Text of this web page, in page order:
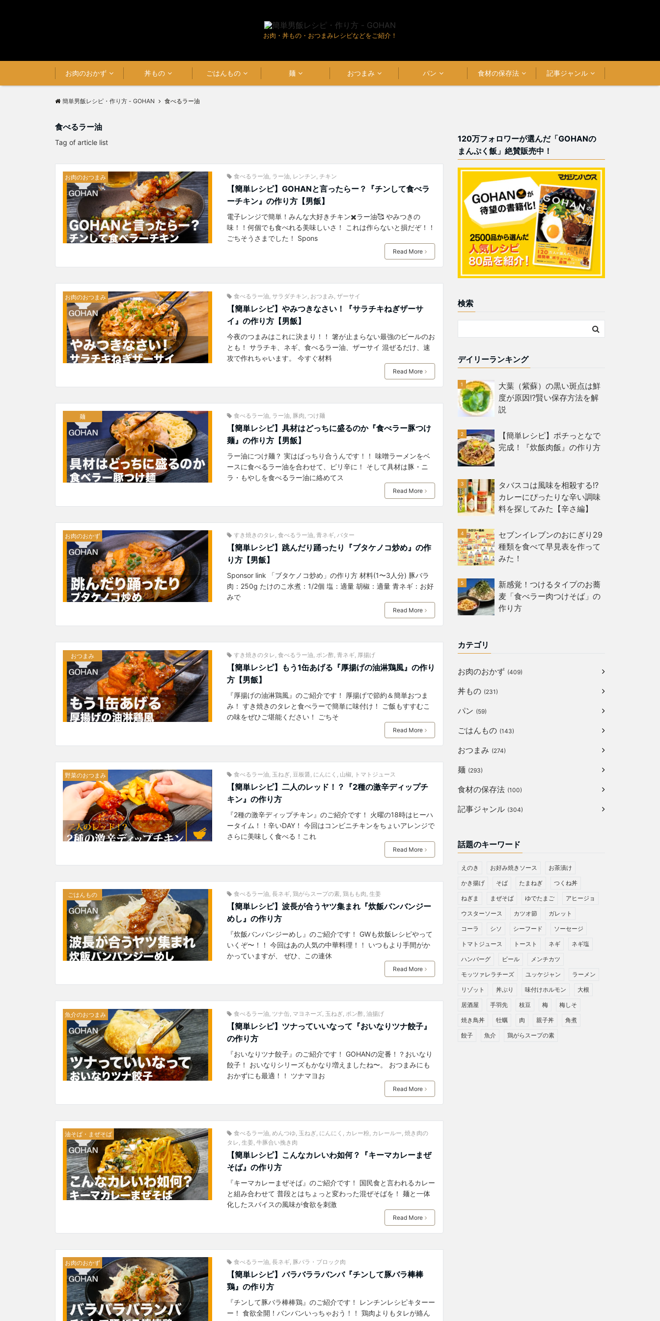
お肉・丼もの・おつまみレシピなどをご紹介！
お肉のおかず 丼もの ごはんもの 麺 おつまみ パン 食材の保存法 記事ジャンル
簡単男飯レシピ・作り方 - GOHAN 食べるラー油
食べるラー油
Tag of article list
お肉のおつまみ 食べるラー油, ラー油, レンチン, チキン
【簡単レシピ】GOHANと言ったらー？『チンして食べラ
ーチキン』の作り方【男飯】
電子レンジで簡単！みんな大好きチキン✖️ラー油🥰 やみつきの
味！！何個でも食べれる美味しいさ！ これは作らないと損だぞ！！
ごちそうさまでした！ Spons
Read More
お肉のおつまみ 食べるラー油 サラダチキン おつまみ ザーサイ
【簡単レシピ】やみつきなさい！『サラチキねぎザーサ
イ』の作り方【男飯】
今夜のつまみはこれに決まり！！ 箸が止まらない最強のビールのお
とも！ サラチキ、ネギ、食べるラー油、ザーサイ 混ぜるだけ、速
攻で作れちゃいます。 今すぐ材料
Read More
麺 食べるラー油 ラー油 豚肉 つけ麺
【簡単レシピ】具材はどっちに盛るのか『食べラー豚つけ
麺』の作り方【男飯】
ラー油につけ麺？ 実はばっちり合うんです！！ 味噌ラーメンをベ
ースに食べるラー油を合わせて、ピリ辛に！ そして具材は豚・ニ
ラ・もやしを食べるラー油に絡めてス
Read More
お肉のおかず すき焼きのタレ, 食べるラー油, 青ネギ, バター
【簡単レシピ】跳んだり踊ったり『ブタケノコ炒め』の作
り方【男飯】
Sponsor link 「ブタケノコ炒め」の作り方 材料(1〜3人分) 豚バラ
肉：250g たけのこ水煮：1/2個 塩：適量 胡椒：適量 青ネギ：お好
みで
Read More
おつまみ すき焼きのタレ 食べるラー油 ポン酢, 青ネギ, 厚揚げ
【簡単レシピ】もう1缶あげる『厚揚げの油淋鶏風』の作り
方【男飯】
『厚揚げの油淋鶏風』のご紹介です！ 厚揚げで節約＆簡単おつま
み！ すき焼きのタレと食べラーで簡単に味付け！ ご飯もすすむこ
の味をぜひご堪能ください！ ごちそ
Read More
野菜のおつまみ 食べるラー油 玉ねぎ 豆板醤 にんにく 山椒 トマトジュース
【簡単レシピ】二人のレッド！？『2種の激辛ディップチ
キン』の作り方
『2種の激辛ディップチキン』のご紹介です！ 火曜の18時はヒーハ
ータイム！！辛いDAY！ 今回はコンビニチキンをちょいアレンジで
さらに美味しく食べる！これ
Read More
ごはんもの 食べるラー油, 長ネギ, 鶏がらスープの素, 鶏もも肉, 生姜
【簡単レシピ】波長が合うヤツ集まれ『炊飯バンバンジー
めし』の作り方
『炊飯バンバンジーめし』のご紹介です！ GWも炊飯レシピやって
いくぞ〜！！ 今回はあの人気の中華料理！！ いつもより手間がか
かっていますが、 ぜひ、この連休
Read More
魚介のおつまみ 食べるラー油 ツナ缶, マヨネーズ, 玉ねぎ ポン酢, 油揚げ
【簡単レシピ】ツナっていいなって『おいなりツナ餃子』
の作り方
『おいなりツナ餃子』のご紹介です！ GOHANの定番！？おいなり
餃子！ おいなりシリーズもかなり増えましたね〜。 おつまみにも
おかずにも最適！！ ツナマヨお
Read More
油そば・まぜそば 食べるラー油 めんつゆ 玉ねぎ にんにく カレー粉, カレールー 焼き肉の
タレ 生姜, 牛豚合い挽き肉
【簡単レシピ】こんなカレいわ如何？『キーマカレーまぜ
そば』の作り方
『キーマカレーまぜそば』のご紹介です！ 国民食と言われるカレー
と組み合わせて 普段とはちょっと変わった混ぜそばを！ 麺と一体
化したスパイスの風味が食欲を刺激
Read More
お肉のおかず 食べるラー油, 長ネギ, 豚バラ・ブロック肉
【簡単レシピ】バラバララバンバ『チンして豚バラ棒棒
鶏』の作り方
『チンして豚バラ棒棒鶏』のご紹介です！ レンチンレシピキターー
ー！ 食欲全開！バンバンいっちゃおう！！ 鶏肉よりもタレが絡ん
120万フォロワーが選んだ「GOHANの
まんぷく飯」絶賛販売中！
検索
デイリーランキング
大葉（紫蘇）の黒い斑点は鮮
度が原因!?賢い保存方法を解
説
【簡単レシピ】ポチっとなで
完成！『炊飯肉飯』の作り方
タバスコは風味を相殺する!?
カレーにぴったりな辛い調味
料を探してみた【辛さ編】
セブンイレブンのおにぎり29
種類を食べて早見表を作って
みた！
新感覚！つけるタイプのお蕎
麦「食べラー肉つけそば」の
作り方
カテゴリ
お肉のおかず (409)
丼もの (231)
パン (59)
ごはんもの (143)
おつまみ (274)
麺 (293)
食材の保存法 (100)
記事ジャンル (304)
話題のキーワード
えのき お好み焼きソース お茶漬け
かき揚げ そば たまねぎ つくね丼
ねぎま まぜそば ゆでたまご アヒージョ
ウスターソース カツオ節 ガレット
コーラ シソ シーフード ソーセージ
トマトジュース トースト ネギ ネギ塩
ハンバーグ ビール メンチカツ
モッツァレラチーズ ユッケジャン ラーメン
リゾット 丼ぶり 味付けホルモン 大根
居酒屋 手羽先 枝豆 梅 梅しそ
焼き鳥丼 牡蠣 肉 親子丼 角煮
餃子 魚介 鶏がらスープの素